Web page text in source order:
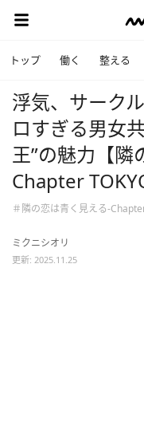
トップ 働く 整える
浮気、サーク
ロすぎる男女
王”の魅力【隣
Chapter
＃隣の恋は青く見える-
ミクニシオリ
更新: 2025.11.25